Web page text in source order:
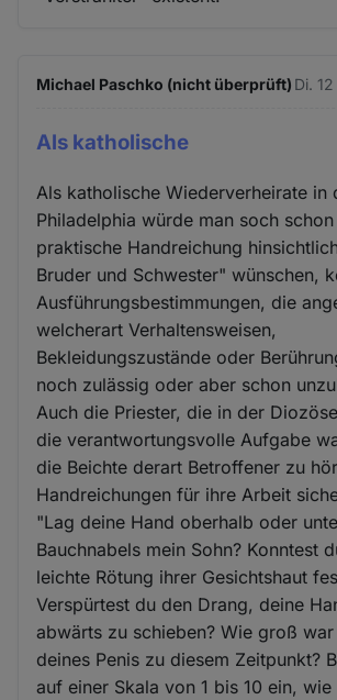
Michael Paschko (nicht überprüft) Di.
Als katholische
Als katholische Wiederverheirate in
Philadelphia würde man soch
praktische Handreichung
Bruder und Schwester" wünschen,
Ausführungsbestimmungen, die
welcherart Verhaltensweisen,
Bekleidungszustände oder
noch zulässig oder aber schon
Auch die Priester, die in der
die verantwortungsvolle Aufgabe
die Beichte derart Betroffener zu
Handreichungen für ihre Arbeit
"Lag deine Hand oberhalb oder
Bauchnabels mein Sohn? Konntest
leichte Rötung ihrer Gesichtshaut
Verspürtest du den Drang, deine
abwärts zu schieben? Wie groß
deines Penis zu diesem Zeitpunkt?
auf einer Skala von 1 bis 10 ein,